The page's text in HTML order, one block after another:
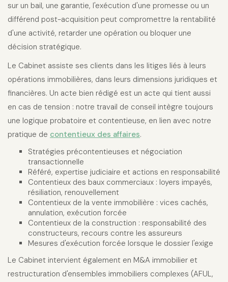
sur un bail, une garantie, l'exécution d'une promesse ou un
différend post-acquisition peut compromettre la rentabilité
d'une activité, retarder une opération ou bloquer une
décision stratégique.
Le Cabinet assiste ses clients dans les litiges liés à leurs
opérations immobilières, dans leurs dimensions juridiques et
financières. Un acte bien rédigé est un acte qui tient aussi
en cas de tension : notre travail de conseil intègre toujours
une logique probatoire et contentieuse, en lien avec notre
pratique de contentieux des affaires.
Stratégies précontentieuses et négociation
transactionnelle
Référé, expertise judiciaire et actions en responsabilité
Contentieux des baux commerciaux : loyers impayés,
résiliation, renouvellement
Contentieux de la vente immobilière : vices cachés,
annulation, exécution forcée
Contentieux de la construction : responsabilité des
constructeurs, recours contre les assureurs
Mesures d'exécution forcée lorsque le dossier l'exige
Le Cabinet intervient également en M&A immobilier et
restructuration d'ensembles immobiliers complexes (AFUL,